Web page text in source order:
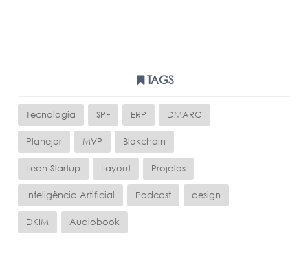
TAGS
Tecnologia SPF ERP DMARC
Planejar MVP Blokchain
Lean Startup Layout Projetos
Inteligência Artificial Podcast design
DKIM Audiobook